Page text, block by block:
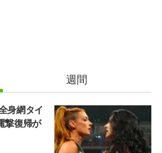
週間
身網タイ
撃復帰が